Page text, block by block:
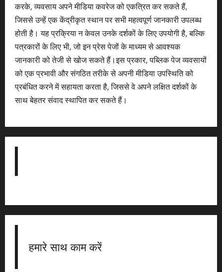
करके, व्यवसाय अपने मीडिया कवरेज को एकत्रित कर सकते हैं,
जिससे उन्हें एक केंद्रीकृत स्थान पर सभी महत्वपूर्ण जानकारी उपलब्ध
होती है। यह प्रक्रिया न केवल उनके दर्शकों के लिए उपयोगी है, बल्कि
पत्रकारों के लिए भी, जो इन प्रेस पेजों के माध्यम से आवश्यक
जानकारी को तेजी से खोज सकते हैं।इस प्रकार, पब्लिक पेज व्यवसायों
को एक प्रभावी और संगठित तरीके से अपनी मीडिया उपस्थिति को
प्रबंधित करने में सहायता करता है, जिससे वे अपने लक्षित दर्शकों के
साथ बेहतर संवाद स्थापित कर सकते हैं।
हमारे साथ काम करें